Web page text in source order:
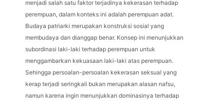
menjadi salah satu faktor terjadinya kekerasan terhadap
perempuan, dalam konteks ini adalah perempuan adat.
Budaya patriarki merupakan konstruksi sosial yang
membudaya dan dianggap benar. Konsep ini menunjukkan
subordinasi laki-laki terhadap perempuan untuk
menggambarkan kekuasaan laki-laki atas perempuan.
Sehingga persoalan-persoalan kekerasan seksual yang
kerap terjadi seringkali bukan merupakan alasan nafsu,
namun karena ingin menunjukkan dominasinya terhadap